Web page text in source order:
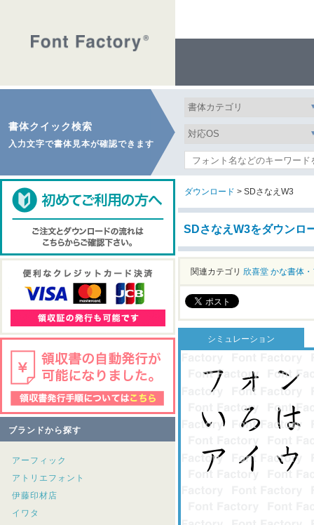
書体クイック検索
入力文字で書体見本が確認できます
ブランドから探す
アーフィック
アトリエフォント
伊藤印材店
イワタ
ダウンロード > SDさなえW3
SDさなえW3をダウンロ
関連カテゴリ 欣喜堂 かな書体
シミュレーション